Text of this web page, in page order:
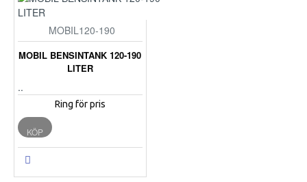
MOBIL120-190
MOBIL BENSINTANK 120-190
LITER
..
Ring för pris
KÖP